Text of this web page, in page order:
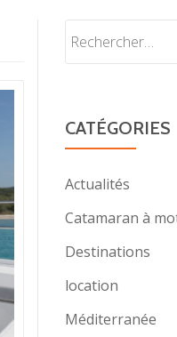
CATÉGORIES
Actualités
Catamaran à
Destinations
location
Méditerranée